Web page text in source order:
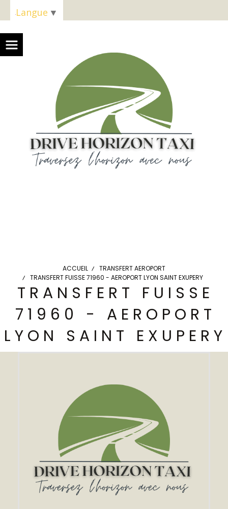
ACCUEIL
TRANSFERT AEROPORT
TRANSFERT FUISSE 71960 - AEROPORT LYON SAINT EXUPERY
TRANSFERT FUISSE
71960 - AEROPORT
LYON SAINT EXUPERY
Langue ▼